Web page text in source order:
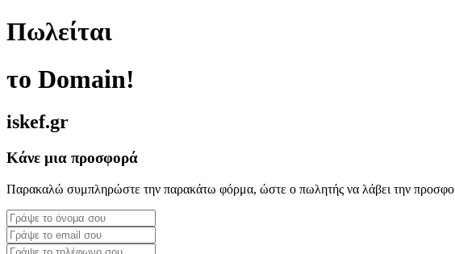
Πωλείται
το Domain!
iskef.gr
Κάνε μια προσφορά
Παρακαλώ συμπληρώστε την παρακάτω φόρμα, ώστε ο πωλητής να λάβει την